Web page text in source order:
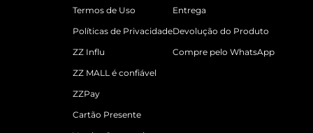
Termos de Uso
Políticas de Privacidade
ZZ Influ
ZZ MALL é confiável
ZZPay
Cartão Presente
Entrega
Devolução do Produto
Compre pelo WhatsApp